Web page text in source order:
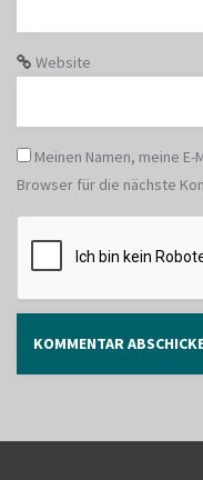
Website
Meinen Namen, meine
Browser für die nächste